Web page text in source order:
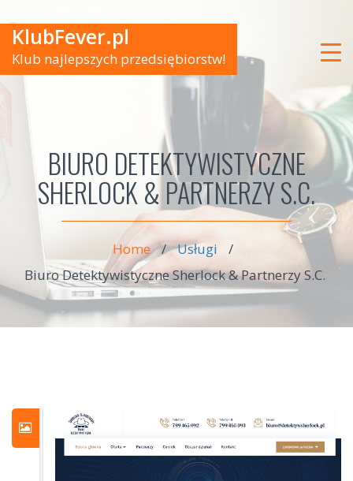
KlubFever.pl
Klub najlepszych przedsiębiorstw!
BIURO DETEKTYWISTYCZNE
SHERLOCK & PARTNERZY S.C.
Home / Usługi
/
Biuro Detektywistyczne Sherlock & Partnerzy S.C.